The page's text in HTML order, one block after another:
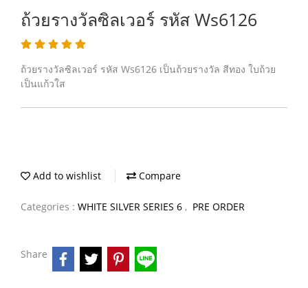
ถ้วยรางวัลซิลเวอร์ รหัส Ws6126
ถ้วยรางวัลซิลเวอร์ รหัส Ws6126 เป็นถ้วยรางวัล สีทอง ใบถ้วย
เป็นแก้วใส
Add to wishlist Compare
Categories : WHITE SILVER SERIES 6 , PRE ORDER
Share